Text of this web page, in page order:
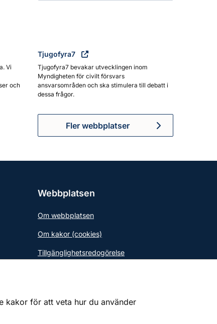
Vi
och
Tjugofyra7
Tjugofyra7 bevakar utvecklingen inom
Myndigheten för civilt försvars
ansvarsområden och ska stimulera till debatt i
dessa frågor.
Fler webbplatser
Webbplatsen
Om webbplatsen
Om kakor (cookies)
Tillgänglighetsredogörelse
kakor för att veta hur du använder